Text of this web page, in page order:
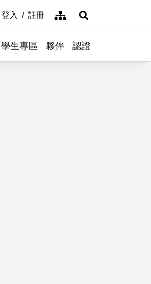
登入 註冊 網站導覽展開搜尋
學生專區 夥伴 認證